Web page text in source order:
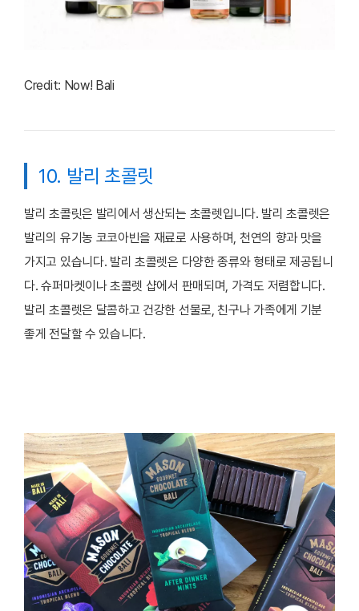
Credit: Now! Bali
10. 발리 초콜릿
발리 초콜릿은 발리에서 생산되는 초콜렛입니다. 발리 초콜렛은
발리의 유기농 코코아빈을 재료로 사용하며, 천연의 향과 맛을
가지고 있습니다. 발리 초콜렛은 다양한 종류와 형태로 제공됩니
다. 슈퍼마켓이나 초콜렛 샵에서 판매되며, 가격도 저렴합니다.
발리 초콜렛은 달콤하고 건강한 선물로, 친구나 가족에게 기분
좋게 전달할 수 있습니다.